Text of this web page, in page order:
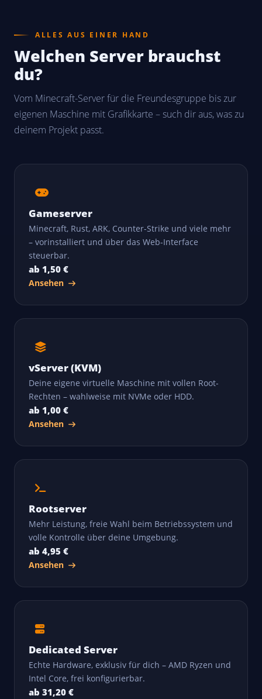
ALLES AUS EINER HAND
Welchen Server brauchst
du?
Vom Minecraft-Server für die Freundesgruppe bis zur
eigenen Maschine mit Grafikkarte – such dir aus, was zu
deinem Projekt passt.
Gameserver
Minecraft, Rust, ARK, Counter-Strike und viele mehr
– vorinstalliert und über das Web-Interface
steuerbar.
ab 1,50 €
Ansehen
vServer (KVM)
Deine eigene virtuelle Maschine mit vollen Root-
Rechten – wahlweise mit NVMe oder HDD.
ab 1,00 €
Ansehen
Rootserver
Mehr Leistung, freie Wahl beim Betriebssystem und
volle Kontrolle über deine Umgebung.
ab 4,95 €
Ansehen
Dedicated Server
Echte Hardware, exklusiv für dich – AMD Ryzen und
Intel Core, frei konfigurierbar.
ab 31,20 €